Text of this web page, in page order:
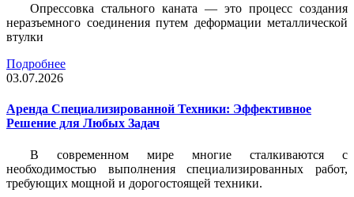
Опрессовка стального каната — это процесс создания
неразъемного соединения путем деформации металлической
втулки
Подробнее
03.07.2026
Аренда Специализированной Техники: Эффективное
Решение для Любых Задач
В современном мире многие сталкиваются с
необходимостью выполнения специализированных работ,
требующих мощной и дорогостоящей техники.